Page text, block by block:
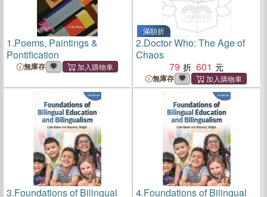
1.Poems, Paintings &
Pontification
無庫存
滿額折
2.Doctor Who: The Age of
Chaos
79
601
無庫存
3.Foundations of Bilingual
4.Foundations of Bilingual